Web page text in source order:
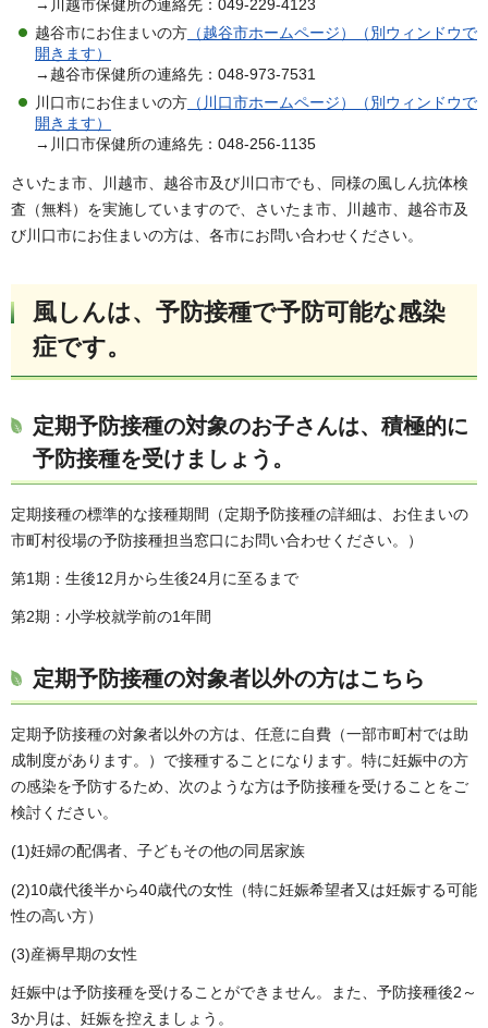
→川越市保健所の連絡先：049-229-4123
越谷市にお住まいの方 （越谷市ホームページ）（別ウィンドウで
開きます）
→越谷市保健所の連絡先：048-973-7531
川口市にお住まいの方 （川口市ホームページ）（別ウィンドウで
開きます）
→川口市保健所の連絡先：048-256-1135
さいたま市、川越市、越谷市及び川口市でも、同様の風しん抗体検
査（無料）を実施していますので、さいたま市、川越市、越谷市及
び川口市にお住まいの方は、各市にお問い合わせください。
風しんは、予防接種で予防可能な感染
症です。
定期予防接種の対象のお子さんは、積極的に
予防接種を受けましょう。
定期接種の標準的な接種期間（定期予防接種の詳細は、お住まいの
市町村役場の予防接種担当窓口にお問い合わせください。）
第1期：生後12月から生後24月に至るまで
第2期：小学校就学前の1年間
定期予防接種の対象者以外の方はこちら
定期予防接種の対象者以外の方は、任意に自費（一部市町村では助
成制度があります。）で接種することになります。特に妊娠中の方
の感染を予防するため、次のような方は予防接種を受けることをご
検討ください。
(1)妊婦の配偶者、子どもその他の同居家族
(2)10歳代後半から40歳代の女性（特に妊娠希望者又は妊娠する可能
性の高い方）
(3)産褥早期の女性
妊娠中は予防接種を受けることができません。また、予防接種後2～
3か月は、妊娠を控えましょう。